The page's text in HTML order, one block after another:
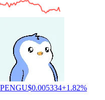
PENGU$0.005334+1.82%